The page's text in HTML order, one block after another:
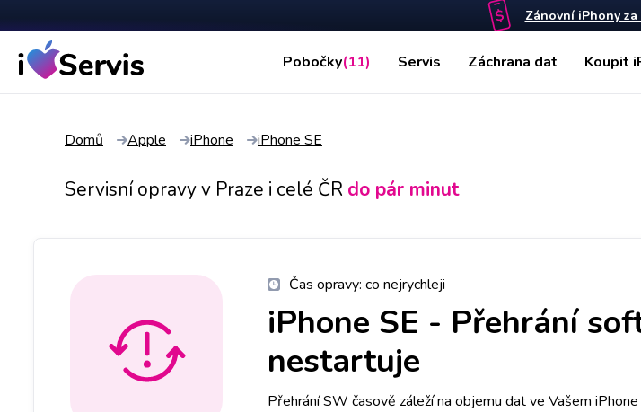
Zánovní iPhony
Pobočky(11) Servis Záchrana dat Koupit
Domů Apple iPhone iPhone SE
Servisní opravy v Praze i celé ČR do pár minut
Čas opravy: co nejrychleji
iPhone SE - Přehrání
nestartuje
Přehrání SW časově záleží na objemu dat ve Vašem